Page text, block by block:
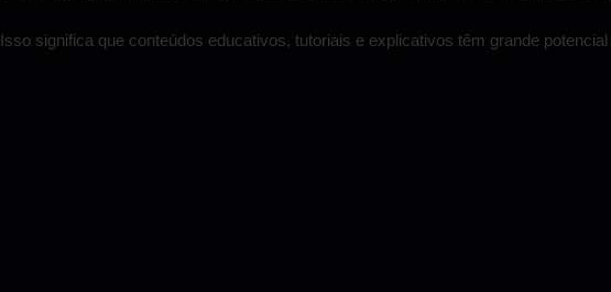
Isso significa que conteúdos educativos, tutoriais e explicativos têm grande